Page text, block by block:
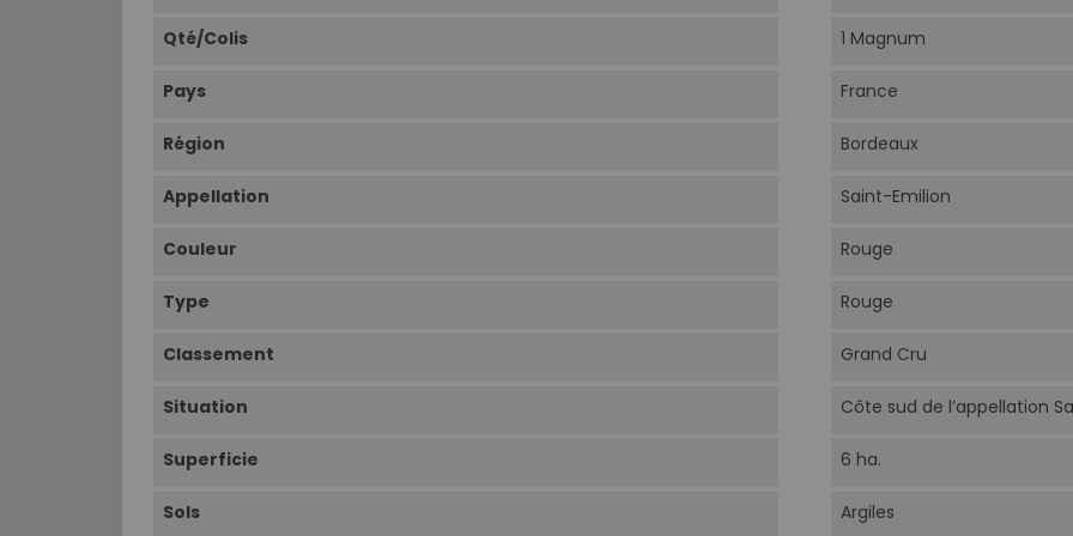
Qté/Colis 1 Magnum
Pays France
Région Bordeaux
Appellation Saint-Emilion
Couleur Rouge
Type Rouge
Classement Grand Cru
Situation Côte sud de l’appellation
Superficie 6 ha.
Sols Argiles